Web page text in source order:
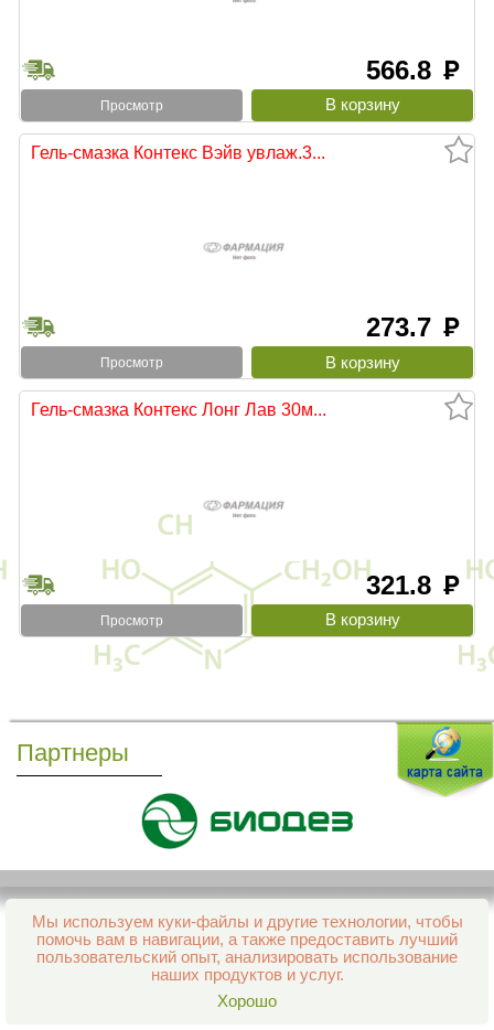
566.8 руб
Просмотр
Гель-смазка Контекс Вэйв увлаж.3...
273.7 руб
Просмотр
Гель-смазка Контекс Лонг Лав 30м...
321.8 руб
Просмотр
Партнеры
Мы используем куки-файлы и другие технологии, чтобы
помочь вам в навигации, а также предоставить лучший
пользовательский опыт, анализировать использование
наших продуктов и услуг.
Хорошо
Все права защищены и охраняются законом
© 2013–2026 Интернет-аптека Фармация
support@aptekapenza.ru
Телефон: Служба обработки заказов 99-98-28